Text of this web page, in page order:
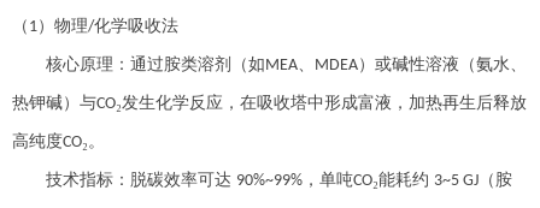
（ 1） 物理/化学吸收法
核心原理：通过胺类溶剂（如MEA、 MDEA）或碱性溶液（氨水、
热钾碱）与CO₂发生化学反应，在吸收塔中形成富液，加热再生后释放
高纯度CO₂。
技术指标：脱碳效率可达 90%~99% ，单吨CO₂能耗约 3~5 GJ （胺